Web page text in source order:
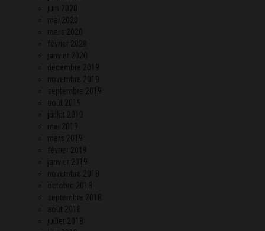
juin 2020
mai 2020
mars 2020
février 2020
janvier 2020
décembre 2019
novembre 2019
septembre 2019
août 2019
juillet 2019
mai 2019
mars 2019
février 2019
janvier 2019
novembre 2018
octobre 2018
septembre 2018
août 2018
juillet 2018